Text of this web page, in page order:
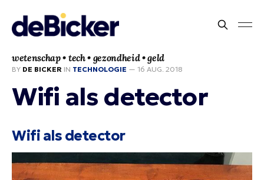
wetenschap • tech • gezondheid • geld
BY DE BICKER IN TECHNOLOGIE — 16 AUG. 2018
Wifi als detector
Wifi als detector